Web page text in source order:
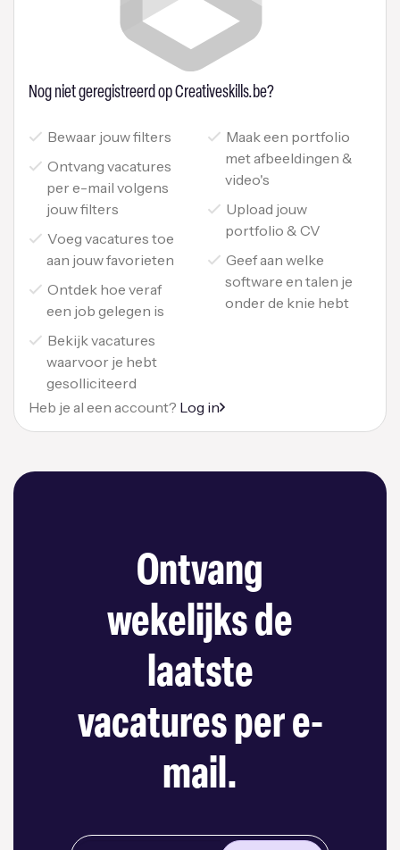
Nog niet geregistreerd op Creativeskills.be?
Bewaar jouw filters
Ontvang vacatures
per e-mail volgens
jouw filters
Voeg vacatures toe
aan jouw favorieten
Ontdek hoe veraf
een job gelegen is
Bekijk vacatures
waarvoor je hebt
gesolliciteerd
Maak een portfolio
met afbeeldingen &
video's
Upload jouw
portfolio & CV
Geef aan welke
software en talen je
onder de knie hebt
Heb je al een account? Log in
Ontvang
wekelijks de
laatste
vacatures per e-
mail.